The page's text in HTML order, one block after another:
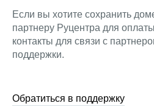
Если вы хотите сохранить
партнеру Руцентра для
контакты для связи с
поддержки.
Обратиться в поддержку